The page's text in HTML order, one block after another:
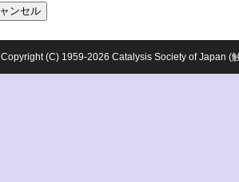
Copyright (C) 1959-2026 Catalysis Society of Japan (